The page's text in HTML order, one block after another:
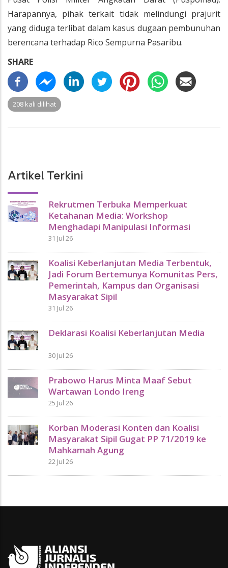
Harapannya, pihak terkait tidak melindungi prajurit
yang diduga terlibat dalam kasus dugaan pembunuhan
berencana terhadap Rico Sempurna Pasaribu.
SHARE
208 kali dilihat
Artikel Terkini
Rekrutmen Terbuka Memperkuat
Ketahanan Media: Workshop
Menghadapi Manipulasi Informasi
31 Jul 26
Koalisi Keberlanjutan Media Terbentuk,
Jadi Forum Bertemunya Komunitas Pers,
Pemerintah, Kampus dan Organisasi
Masyarakat Sipil
31 Jul 26
Deklarasi Koalisi Keberlanjutan Media
30 Jul 26
Prabowo Harus Minta Maaf Sebut
Wartawan Londo Ireng
25 Jul 26
Korban Moderasi Konten dan Koalisi
Masyarakat Sipil Gugat PP 71/2019 ke
Mahkamah Agung
22 Jul 26